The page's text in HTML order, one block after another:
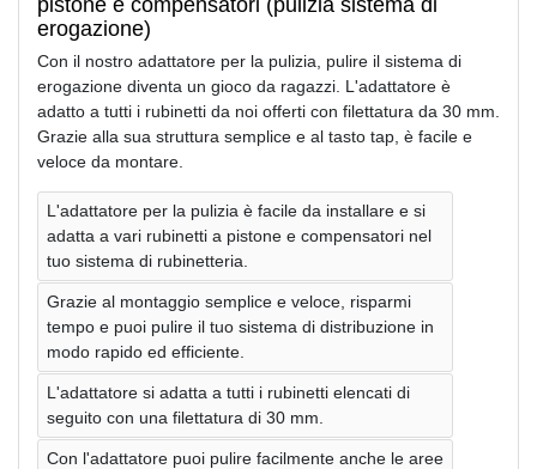
pistone e compensatori (pulizia sistema di
erogazione)
Con il nostro adattatore per la pulizia, pulire il sistema di
erogazione diventa un gioco da ragazzi. L'adattatore è
adatto a tutti i rubinetti da noi offerti con filettatura da 30 mm.
Grazie alla sua struttura semplice e al tasto tap, è facile e
veloce da montare.
L'adattatore per la pulizia è facile da installare e si
adatta a vari rubinetti a pistone e compensatori nel
tuo sistema di rubinetteria.
Grazie al montaggio semplice e veloce, risparmi
tempo e puoi pulire il tuo sistema di distribuzione in
modo rapido ed efficiente.
L'adattatore si adatta a tutti i rubinetti elencati di
seguito con una filettatura di 30 mm.
Con l'adattatore puoi pulire facilmente anche le aree